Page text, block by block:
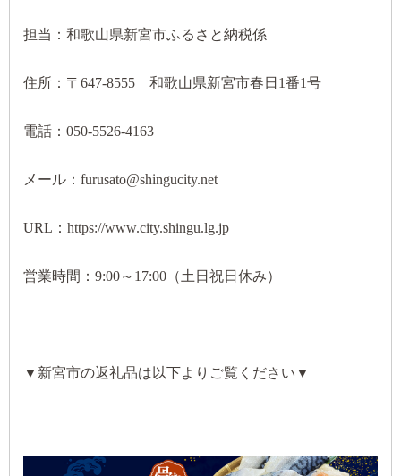
担当：和歌山県新宮市ふるさと納税係
住所：〒647-8555 和歌山県新宮市春日1番1号
電話：050-5526-4163
メール：furusato@shingucity.net
URL：https://www.city.shingu.lg.jp
営業時間：9:00～17:00（土日祝日休み）
▼新宮市の返礼品は以下よりご覧ください▼